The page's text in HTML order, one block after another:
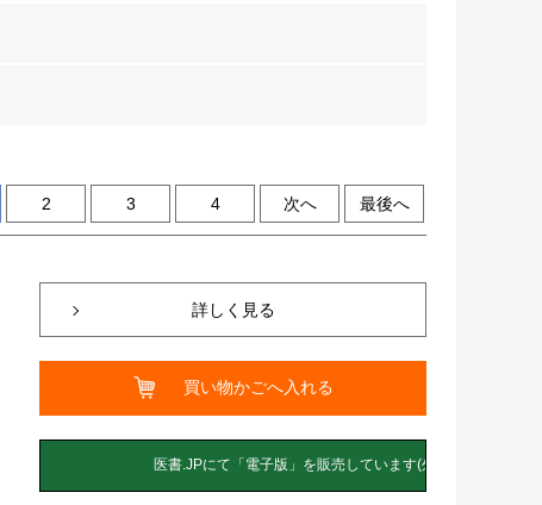
2 3 4 次へ 最後へ
詳しく見る
買い物かごへ入れる